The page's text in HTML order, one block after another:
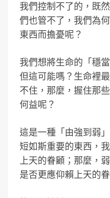
我們控制不了的，既
們也管不了，我們為
東西而擔憂呢？
我們想將生命的「穩
但這可能嗎？生命裡
不住，那麼，握住那
何益呢？
這是一種「由強到弱
短如斯重要的東西，
上天的眷顧；那麼，
是否更應仰賴上天的